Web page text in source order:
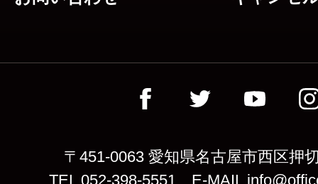
〒451-0063 愛知県名古屋市西区押
TEL 052-398-5551 E-MAIL